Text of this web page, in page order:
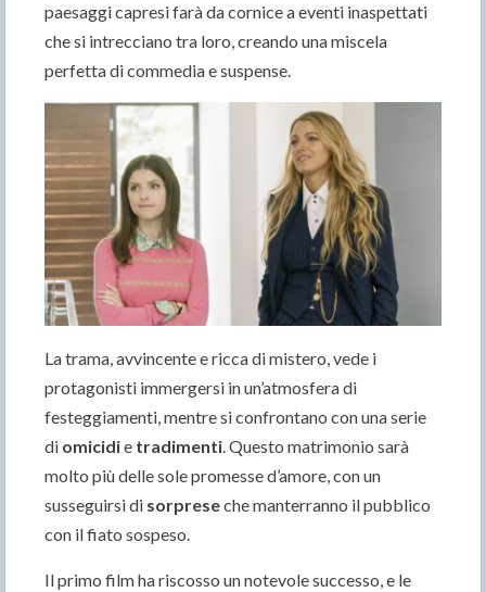
paesaggi capresi farà da cornice a eventi inaspettati
che si intrecciano tra loro, creando una miscela
perfetta di commedia e suspense.
La trama, avvincente e ricca di mistero, vede i
protagonisti immergersi in un’atmosfera di
festeggiamenti, mentre si confrontano con una serie
di omicidie tradimenti. Questo matrimonio sarà
molto più delle sole promesse d’amore, con un
susseguirsi di sorpreseche manterranno il pubblico
con il fiato sospeso.
Il primo film ha riscosso un notevole successo, e le